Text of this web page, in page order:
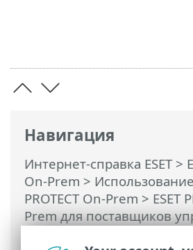
Навигация
Интернет-справка ESET>
On-Prem > Использование
PROTECT On-Prem > ESET
Prem для поставщиков